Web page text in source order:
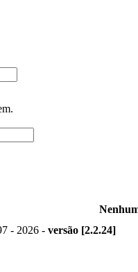
- 2026 - versão [2.2.24]